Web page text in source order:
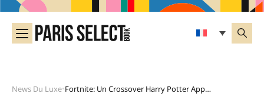
News Du Luxe• Fortnite: Un Crossover Harry Potter Approche, Les Fans Se Divisent